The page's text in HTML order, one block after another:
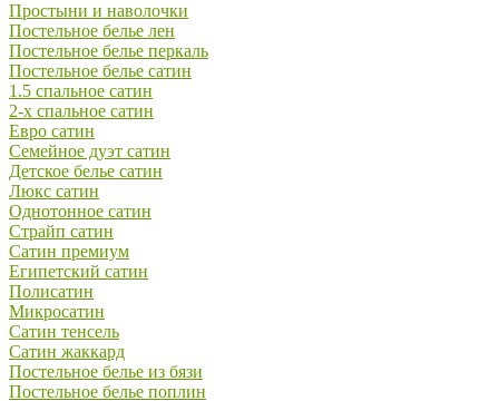
Простыни и наволочки
Постельное белье лен
Постельное белье перкаль
Постельное белье сатин
1.5 спальное сатин
2-х спальное сатин
Евро сатин
Семейное дуэт сатин
Детское белье сатин
Люкс сатин
Однотонное сатин
Страйп сатин
Сатин премиум
Египетский сатин
Полисатин
Микросатин
Сатин тенсель
Сатин жаккард
Постельное белье из бязи
Постельное белье поплин